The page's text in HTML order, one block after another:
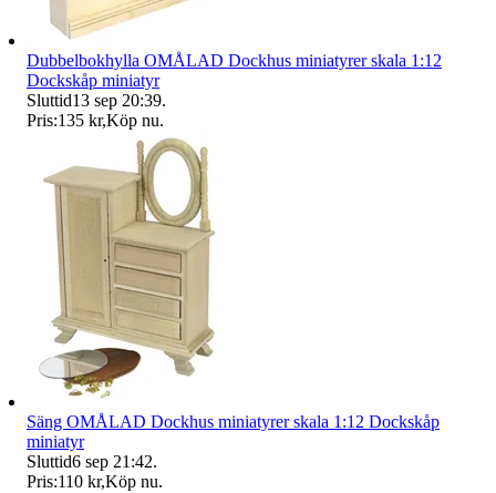
Dubbelbokhylla OMÅLAD Dockhus miniatyrer skala 1:12
Dockskåp miniatyr
Sluttid13 sep 20:39.
Pris:135 kr,Köp nu.
Säng OMÅLAD Dockhus miniatyrer skala 1:12 Dockskåp
miniatyr
Sluttid6 sep 21:42.
Pris:110 kr,Köp nu.